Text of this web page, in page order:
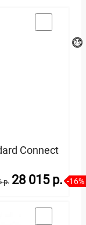
Connect
p. -16%
28 015 p.